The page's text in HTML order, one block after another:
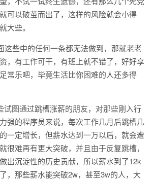
可以破茧而出了，这样的风险就会小得
大些。
些中的任何一条都无法做到，那就老老
，有工作可干，有班上就不错了，好好享
常乐吧，毕竟生活比你困难的人还多得
图通过跳槽涨薪的朋友，对那些刚入行
强的程序员来说，每次工作几月后跳槽几
一定增长，但薪水达到一万以后，就会遭
很难再有更大突破，并且由于反复跳槽，
出沉淀性的历史贡献，所以薪水到了12k
，那些薪水能突破2w，甚至3w的人，大